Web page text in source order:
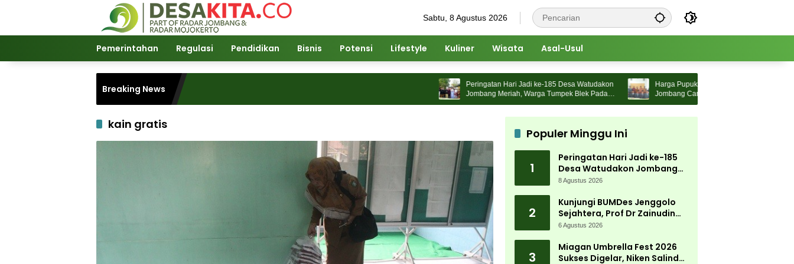
Sabtu, 8 Agustus 2026
Pemerintahan Regulasi Pendidikan Bisnis Potensi Lifestyle Kuliner Wisata Asal-Usul
Breaking News
Peringatan Hari Jadi ke-185 Desa Watudakon
Jombang Meriah, Warga Tumpek Blek Padati
Karnaval Budaya
Harga Pupuk Naik, Pemdes Morosunggingan
Jombang Cari Solusi Lewat Kajian Akademik
kain gratis
Populer Minggu Ini
1
Peringatan Hari Jadi ke-185
Desa Watudakon Jombang
Meriah, Warga Tumpek Blek
8 Agustus 2026
2
Kunjungi BUMDes Jenggolo
Sejahtera, Prof Dr Zainudin
Maliki: Kita Wujudkan
Potensi Desa
6 Agustus 2026
3
Miagan Umbrella Fest 2026
Sukses Digelar, Niken Salindry